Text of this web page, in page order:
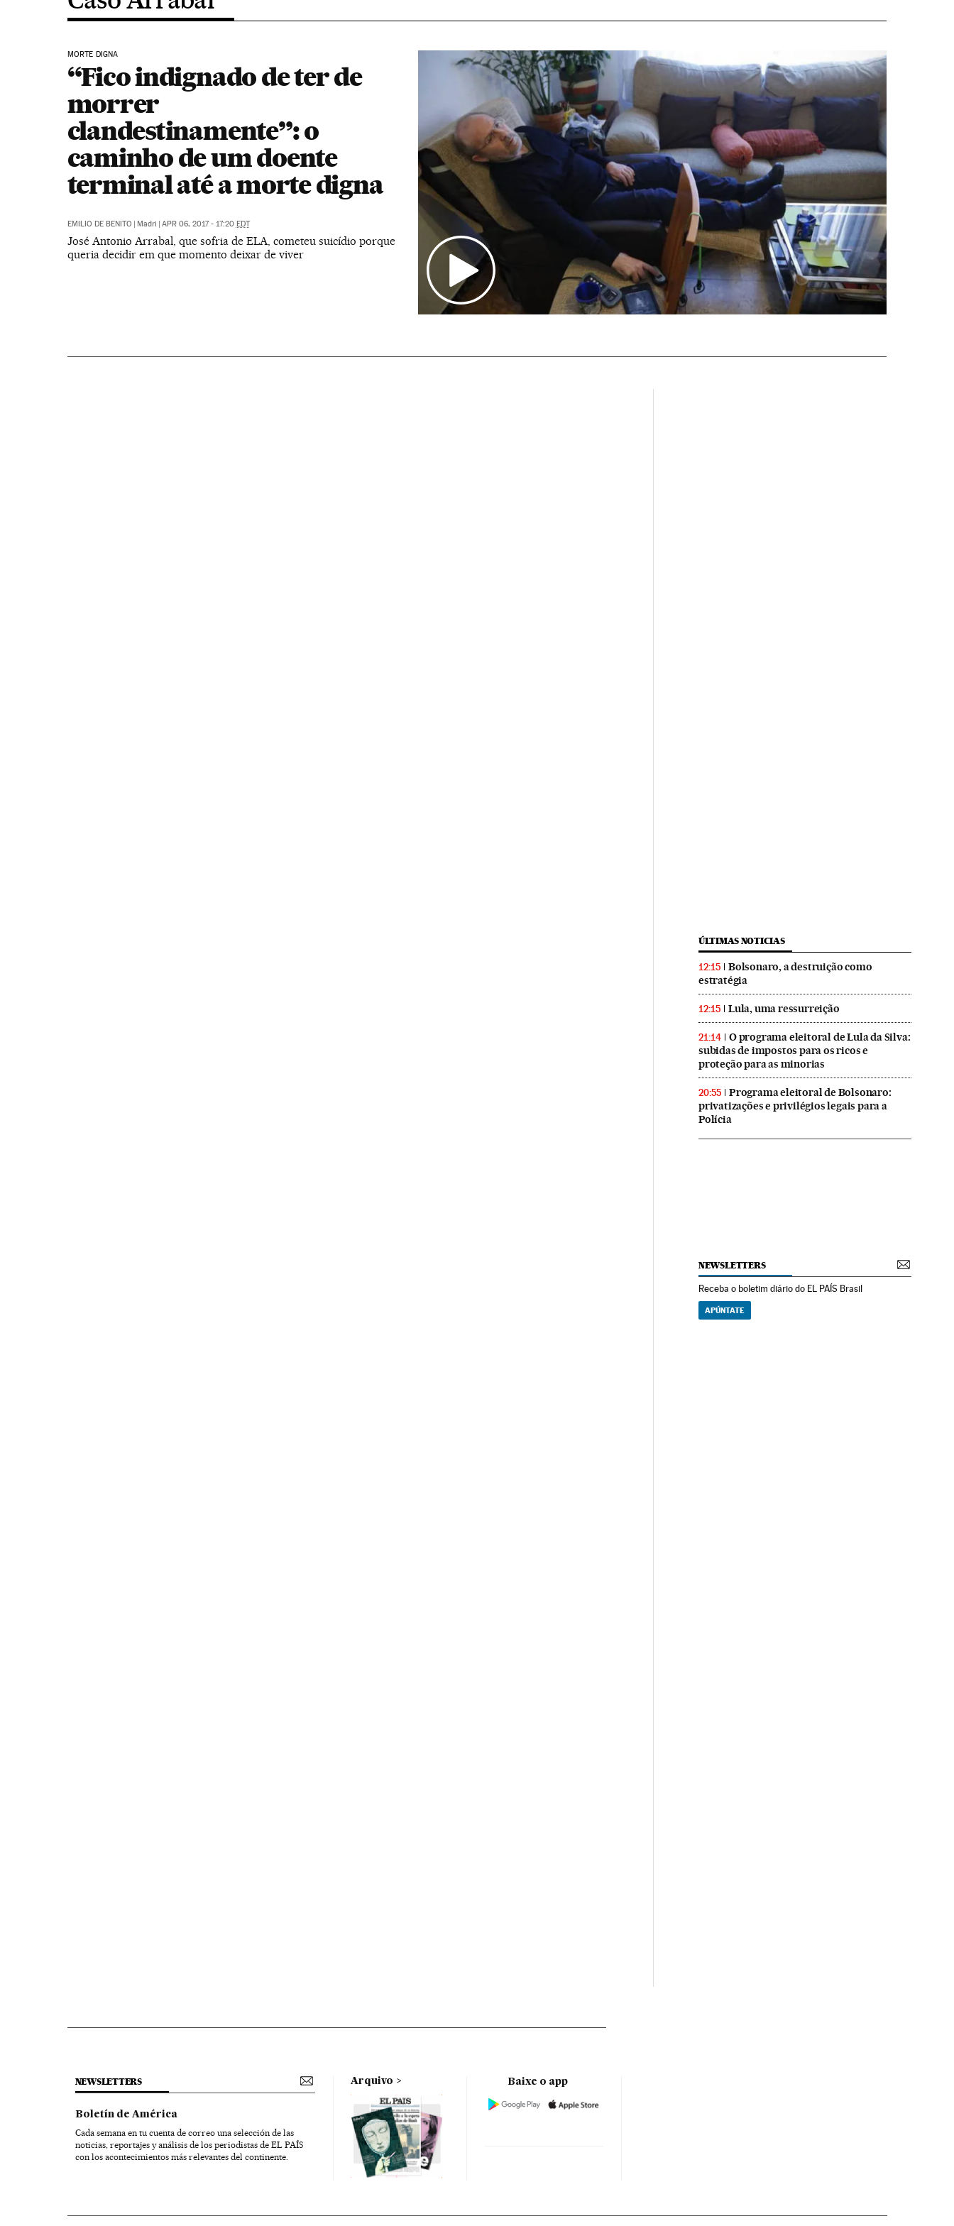
MORTE DIGNA
“Fico indignado de ter de
morrer
clandestinamente”: o
caminho de um doente
terminal até a morte digna
EMILIO DE BENITO | Madri | APR 06, 2017 - 17:20 EDT
José Antonio Arrabal, que sofria de ELA, cometeu suicídio porque
queria decidir em que momento deixar de viver
ÚLTIMAS NOTICIAS
12:15
Bolsonaro, a destruição como
estratégia
12:15 Lula, uma ressurreição
21:14
O programa eleitoral de Lula da Silva:
subidas de impostos para os ricos e
proteção para as minorias
20:55
Programa eleitoral de Bolsonaro:
privatizações e privilégios legais para a
Polícia
NEWSLETTERS
Receba o boletim diário do EL PAÍS Brasil
APÚNTATE
NEWSLETTERS
Boletín de América
Cada semana en tu cuenta de correo una selección de las
noticias, reportajes y análisis de los periodistas de EL PAÍS
con los acontecimientos más relevantes del continente.
Arquivo Baixe o app